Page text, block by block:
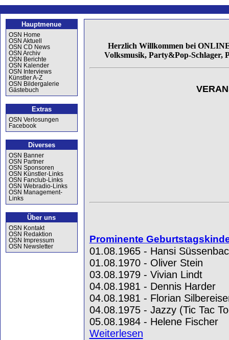
Hauptmenue
OSN Home
OSN Aktuell
OSN CD News
OSN Archiv
OSN Berichte
OSN Kalender
OSN Interviews
Künstler A-Z
OSN Bildergalerie
Gästebuch
Extras
OSN Verlosungen
Facebook
Diverses
OSN Banner
OSN Partner
OSN Sponsoren
OSN Künstler-Links
OSN Fanclub-Links
OSN Webradio-Links
OSN Management-
Links
Über uns
OSN Kontakt
OSN Redaktion
OSN Impressum
OSN Newsletter
Herzlich Willkommen bei
Volksmusik, Party&Pop-Schlager,
Prominente
01.08.1965 - Hansi
01.08.1970 - Oliver Stein
03.08.1979 - Vivian Lindt
04.08.1981 - Dennis Harder
04.08.1981 - Florian
04.08.1975 - Jazzy (Tic Tac
05.08.1984 - Helene Fischer
Weiterlesen